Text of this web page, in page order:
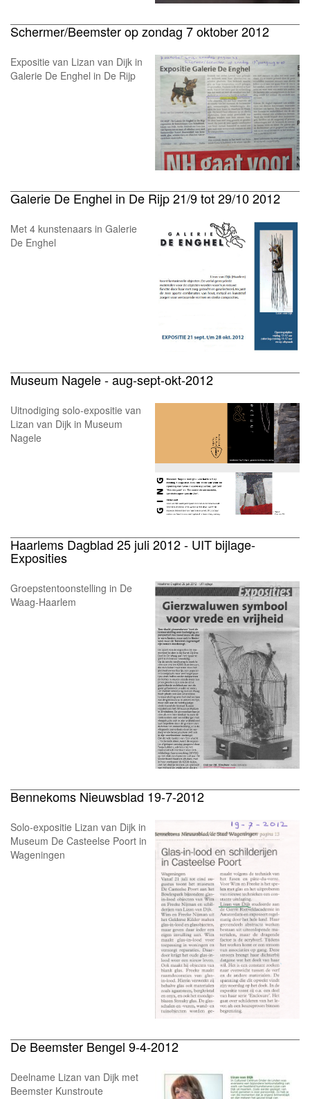
Schermer/Beemster op zondag 7 oktober 2012
Expositie van Lizan van Dijk in
Galerie De Enghel in De Rijp
Galerie De Enghel in De Rijp 21/9 tot 29/10 2012
Met 4 kunstenaars in Galerie
De Enghel
Museum Nagele - aug-sept-okt-2012
Uitnodiging solo-expositie van
Lizan van Dijk in Museum
Nagele
Haarlems Dagblad 25 juli 2012 - UIT bijlage-
Exposities
Groepstentoonstelling in De
Waag-Haarlem
Bennekoms Nieuwsblad 19-7-2012
Solo-expositie Lizan van Dijk in
Museum De Casteelse Poort in
Wageningen
De Beemster Bengel 9-4-2012
Deelname Lizan van Dijk met
Beemster Kunstroute